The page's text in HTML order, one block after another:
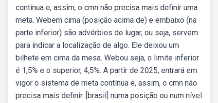
contínua e, assim, o cmn não precisa mais definir uma
meta. Webem cima (posição acima de) e embaixo (na
parte inferior) são advérbios de lugar, ou seja, servem
para indicar a localização de algo. Ele deixou um
bilhete em cima da mesa. Webou seja, o limite inferior
é 1,5% e o superior, 4,5%. A partir de 2025, entrará em
vigor o sistema de meta contínua e, assim, o cmn não
precisa mais definir. [brasil] numa posição ou num nível